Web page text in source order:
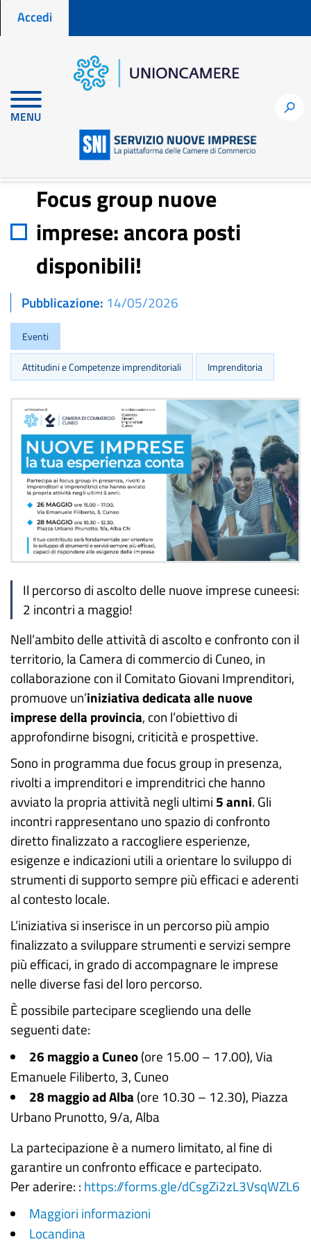
Menu profilo utente
Accedi
MENU
h
Home
Focus group nuove imprese: ancora posti disponibili!
Focus group nuove
imprese: ancora posti
disponibili!
Pubblicazione 14/05/2026
Eventi
Attitudini e Competenze imprenditoriali Imprenditoria
Il percorso di ascolto delle nuove imprese cuneesi:
2 incontri a maggio!
Nell’ambito delle attività di ascolto e confronto con il
territorio, la Camera di commercio di Cuneo, in
collaborazione con il Comitato Giovani Imprenditori,
promuove un’iniziativa dedicata alle nuove
imprese della provincia, con l’obiettivo di
approfondirne bisogni, criticità e prospettive.
Sono in programma due focus group in presenza,
rivolti a imprenditori e imprenditrici che hanno
avviato la propria attività negli ultimi 5 anni. Gli
incontri rappresentano uno spazio di confronto
diretto finalizzato a raccogliere esperienze,
esigenze e indicazioni utili a orientare lo sviluppo di
strumenti di supporto sempre più efficaci e aderenti
al contesto locale.
L’iniziativa si inserisce in un percorso più ampio
finalizzato a sviluppare strumenti e servizi sempre
più efficaci, in grado di accompagnare le imprese
nelle diverse fasi del loro percorso.
È possibile partecipare scegliendo una delle
seguenti date:
26 maggio a Cuneo(ore 15.00 – 17.00), Via
Emanuele Filiberto, 3, Cuneo
28 maggio ad Alba (ore 10.30 – 12.30), Piazza
Urbano Prunotto, 9/a, Alba
La partecipazione è a numero limitato, al fine di
garantire un confronto efficace e partecipato.
Per aderire: : https://forms.gle/dCsgZi2zL3VsqWZL6
Maggiori informazioni
Locandina